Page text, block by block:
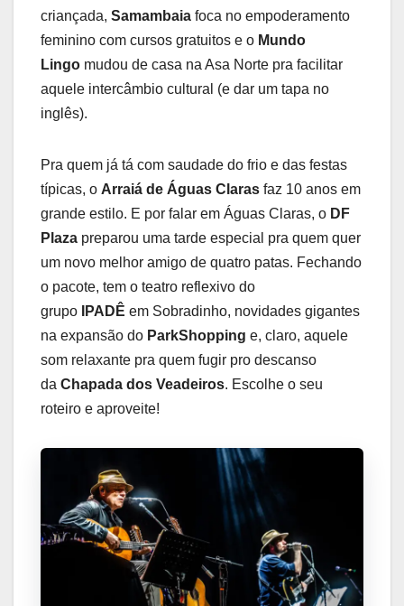
criançada, Samambaia foca no empoderamento
feminino com cursos gratuitos e o Mundo
Lingo mudou de casa na Asa Norte pra facilitar
aquele intercâmbio cultural (e dar um tapa no
inglês).
Pra quem já tá com saudade do frio e das festas
típicas, o Arraiá de Águas Claras faz 10 anos em
grande estilo. E por falar em Águas Claras, o DF
Plaza preparou uma tarde especial pra quem quer
um novo melhor amigo de quatro patas. Fechando
o pacote, tem o teatro reflexivo do
grupo
IPADÊ em Sobradinho, novidades gigantes
na expansão do ParkShopping e, claro, aquele
som relaxante pra quem fugir pro descanso
da Chapada dos Veadeiros. Escolhe o seu
roteiro e aproveite!